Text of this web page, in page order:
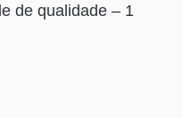
de qualidade – 1